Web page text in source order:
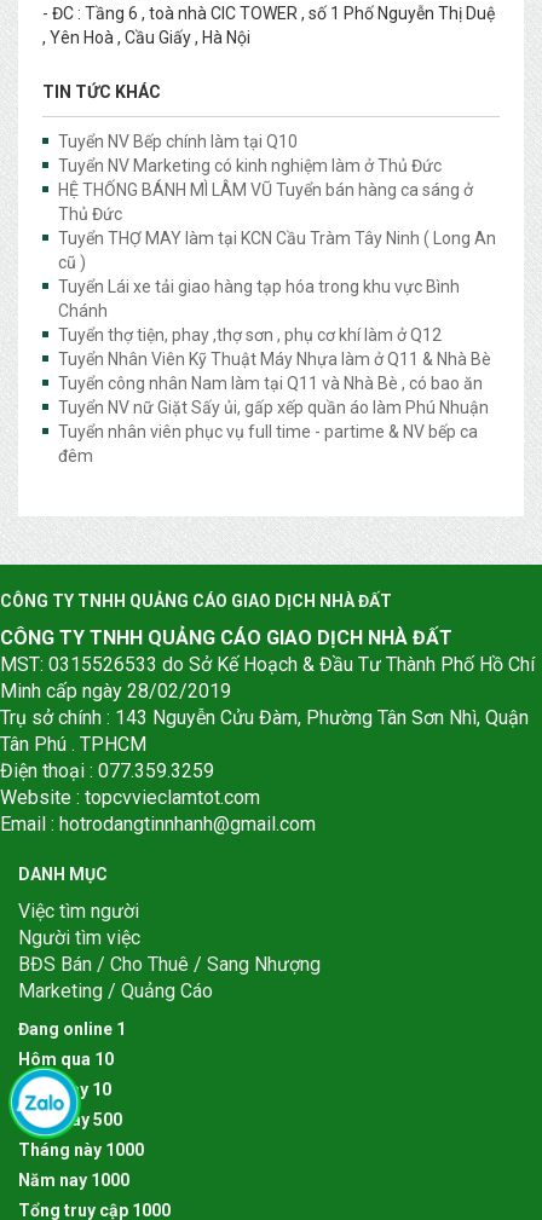
- ĐC : Tầng 6 , toà nhà CIC TOWER , số 1 Phố Nguyễn Thị Duệ
, Yên Hoà , Cầu Giấy , Hà Nội
TIN TỨC KHÁC
Tuyển NV Bếp chính làm tại Q10
Tuyển NV Marketing có kinh nghiệm làm ở Thủ Đức
HỆ THỐNG BÁNH MÌ LÂM VŨ Tuyển bán hàng ca sáng ở
Thủ Đức
Tuyển THỢ MAY làm tại KCN Cầu Tràm Tây Ninh ( Long An
cũ )
Tuyển Lái xe tải giao hàng tạp hóa trong khu vực Bình
Chánh
Tuyển thợ tiện, phay ,thợ sơn , phụ cơ khí làm ở Q12
Tuyển Nhân Viên Kỹ Thuật Máy Nhựa làm ở Q11 & Nhà Bè
Tuyển công nhân Nam làm tại Q11 và Nhà Bè , có bao ăn
Tuyển NV nữ Giặt Sấy ủi, gấp xếp quần áo làm Phú Nhuận
Tuyển nhân viên phục vụ full time - partime & NV bếp ca
đêm
CÔNG TY TNHH QUẢNG CÁO GIAO DỊCH NHÀ ĐẤT
CÔNG TY TNHH QUẢNG CÁO GIAO DỊCH NHÀ ĐẤT
MST: 0315526533 do Sở Kế Hoạch & Đầu Tư Thành Phố Hồ Chí
Minh cấp ngày 28/02/2019
Trụ sở chính : 143 Nguyễn Cửu Đàm, Phường Tân Sơn Nhì, Quận
Tân Phú . TPHCM
Điện thoại : 077.359.3259
Website : topcvvieclamtot.com
Email : hotrodangtinnhanh@gmail.com
DANH MỤC
Việc tìm người
Người tìm việc
BĐS Bán / Cho Thuê / Sang Nhượng
Marketing / Quảng Cáo
Đang online 1
Hôm qua 10
Hôm nay 10
Tuần này500
Tháng này 1000
Năm nay 1000
Tổng truy cập 1000